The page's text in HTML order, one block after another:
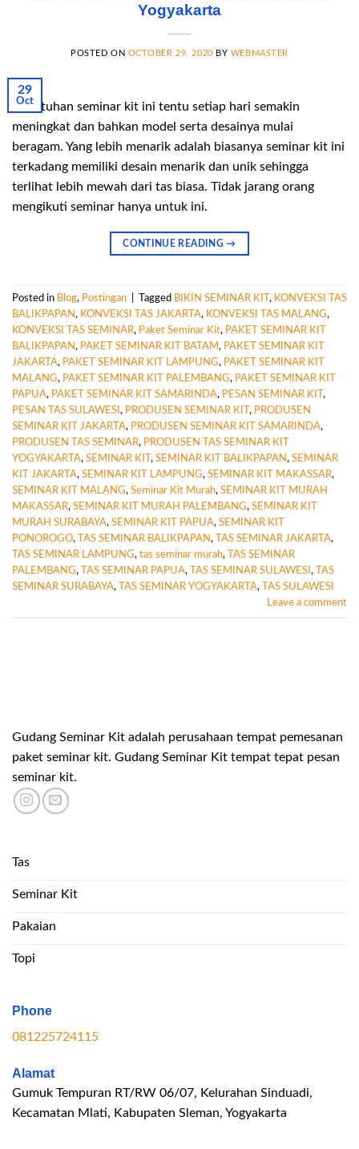
Yogyakarta
POSTED ON OCTOBER 29, 2020 BY WEBMASTER
29
Oct
Kebutuhan seminar kit ini tentu setiap hari semakin
meningkat dan bahkan model serta desainya mulai
beragam. Yang lebih menarik adalah biasanya seminar kit ini
terkadang memiliki desain menarik dan unik sehingga
terlihat lebih mewah dari tas biasa. Tidak jarang orang
mengikuti seminar hanya untuk ini.
CONTINUE READING→
Posted in Blog, Postingan Tagged BIKIN SEMINAR KIT , KONVEKSI TAS
BALIKPAPAN, KONVEKSI TAS JAKARTA, KONVEKSI TAS MALANG,
KONVEKSI TAS SEMINAR, Paket Seminar Kit, PAKET SEMINAR KIT
BALIKPAPAN, PAKET SEMINAR KIT BATAM, PAKET SEMINAR KIT
JAKARTA, PAKET SEMINAR KIT LAMPUNG, PAKET SEMINAR KIT
MALANG, PAKET SEMINAR KIT PALEMBANG, PAKET SEMINAR KIT
PAPUA, PAKET SEMINAR KIT SAMARINDA, PESAN SEMINAR KIT ,
PESAN TAS SULAWESI , PRODUSEN SEMINAR KIT , PRODUSEN
SEMINAR KIT JAKARTA, PRODUSEN SEMINAR KIT SAMARINDA,
PRODUSEN TAS SEMINAR, PRODUSEN TAS SEMINAR KIT
YOGYAKARTA, SEMINAR KIT , SEMINAR KIT BALIKPAPAN, SEMINAR
KIT JAKARTA, SEMINAR KIT LAMPUNG, SEMINAR KIT MAKASSAR,
SEMINAR KIT MALANG, Seminar Kit Murah, SEMINAR KIT MURAH
MAKASSAR, SEMINAR KIT MURAH PALEMBANG, SEMINAR KIT
MURAH SURABAYA, SEMINAR KIT PAPUA, SEMINAR KIT
PONOROGO, TAS SEMINAR BALIKPAPAN, TAS SEMINAR JAKARTA,
TAS SEMINAR LAMPUNG, tas seminar murah,
TAS SEMINAR
PALEMBANG, TAS SEMINAR PAPUA, TAS SEMINAR SULAWESI ,
TAS
SEMINAR SURABAYA, TAS SEMINAR YOGYAKARTA,
TAS SULAWESI
Leave a comment
Gudang Seminar Kit adalah perusahaan tempat pemesanan
paket seminar kit. Gudang Seminar Kit tempat tepat pesan
seminar kit.
Tas
Seminar Kit
Pakaian
Topi
Phone
081225724115
Alamat
Gumuk Tempuran RT/RW 06/07, Kelurahan Sinduadi,
Kecamatan Mlati, Kabupaten Sleman, Yogyakarta